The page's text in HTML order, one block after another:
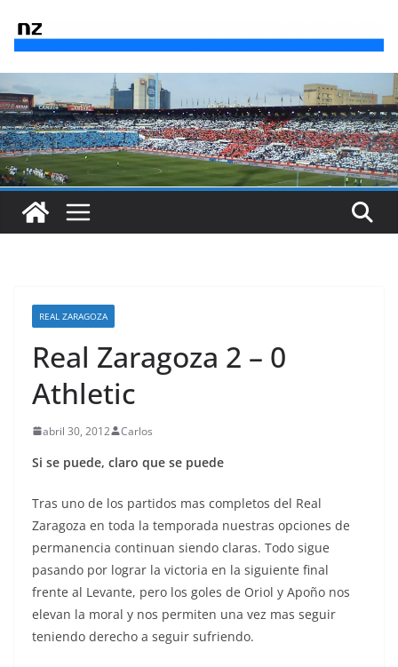
REAL ZARAGOZA
Real Zaragoza 2 – 0
Athletic
abril 30, 2012 Carlos
Si se puede, claro que se puede
Tras uno de los partidos mas completos del Real
Zaragoza en toda la temporada nuestras opciones de
permanencia continuan siendo claras. Todo sigue
pasando por lograr la victoria en la siguiente final
frente al Levante, pero los goles de Oriol y Apoño nos
elevan la moral y nos permiten una vez mas seguir
teniendo derecho a seguir sufriendo.